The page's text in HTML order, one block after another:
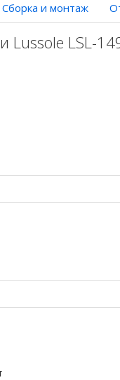
Сборка и монтаж
Lussole LSL-